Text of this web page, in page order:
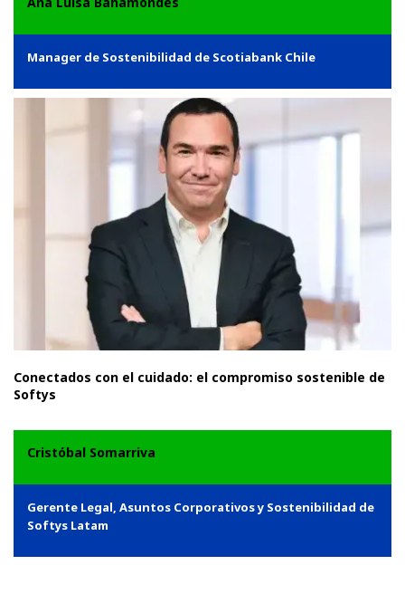
Manager de Sostenibilidad de Scotiabank Chile
Conectados con el cuidado: el compromiso sostenible de
Softys
Cristóbal Somarriva
Gerente Legal, Asuntos Corporativos y Sostenibilidad de
Softys Latam